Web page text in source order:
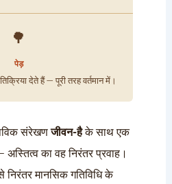
🌳
पेड़
देते हैं — पूरी तरह वर्तमान में।
संरेखणजीवन-हैके साथ एक
अस्तित्व का वह निरंतर प्रवाह।
मानसिक गतिविधि के